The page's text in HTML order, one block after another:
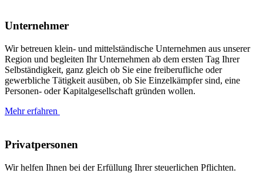
Unternehmer
Wir betreuen klein- und mittelständische Unternehmen aus unserer
Region und begleiten Ihr Unternehmen ab dem ersten Tag Ihrer
Selbständigkeit, ganz gleich ob Sie eine freiberufliche oder
gewerbliche Tätigkeit ausüben, ob Sie Einzelkämpfer sind, eine
Personen- oder Kapitalgesellschaft gründen wollen.
Mehr erfahren
Privatpersonen
Wir helfen Ihnen bei der Erfüllung Ihrer steuerlichen Pflichten.